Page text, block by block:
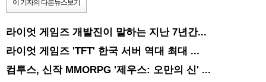
이 기자의 다른뉴스보기
라이엇 게임즈 개발진이 말하는 지난 7년간...
라이엇 게임즈 'TFT' 한국 서버 역대 최대 ...
컴투스, 신작 MMORPG '제우스: 오만의 신' ...